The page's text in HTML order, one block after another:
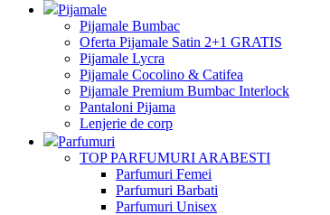
Pijamale
Pijamale Bumbac
Oferta Pijamale Satin 2+1 GRATIS
Pijamale Lycra
Pijamale Cocolino & Catifea
Pijamale Premium Bumbac Interlock
Pantaloni Pijama
Lenjerie de corp
Parfumuri
TOP PARFUMURI ARABESTI
Parfumuri Femei
Parfumuri Barbati
Parfumuri Unisex